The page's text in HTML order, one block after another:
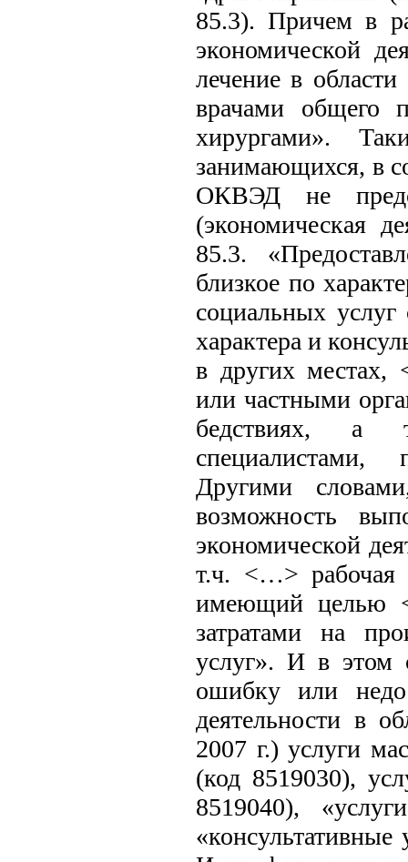
85.3). Причем в
экономической
лечение в
врачами общего
хирургами».
занимающихся, в
ОКВЭД не
(экономическая
85.3.
близкое по
социальных услуг
характера и
в других местах,
или частными
бедствиях, а
специалистами,
Другими
возможность
экономической
т.ч. <…> рабочая
имеющий целью
затратами на
услуг». И в этом
ошибку или
деятельности в
2007 г.) услуги
(код 8519030),
8519040),